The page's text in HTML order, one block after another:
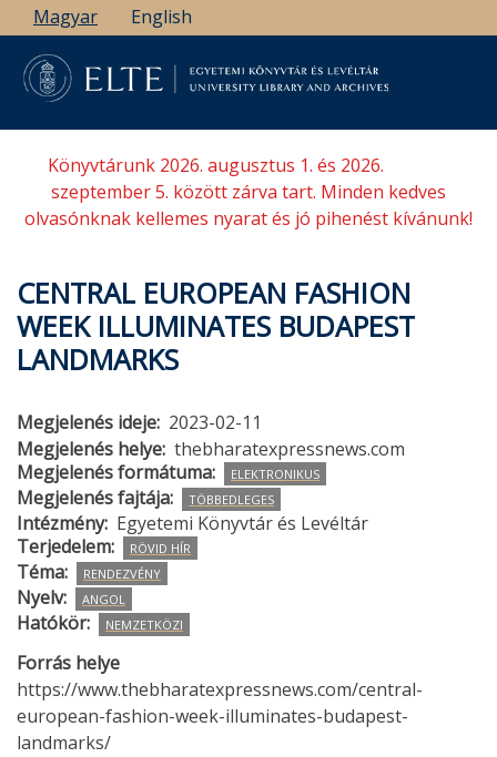
Ugrás
a
tartalomra
Magyar English
Könyvtárunk 2026. augusztus 1. és 2026.
szeptember 5. között zárva tart. Minden kedves
olvasónknak kellemes nyarat és jó pihenést kívánunk!
CENTRAL EUROPEAN FASHION
WEEK ILLUMINATES BUDAPEST
LANDMARKS
Megjelenés ideje 2023-02-11
Megjelenés helye thebharatexpressnews.com
Megjelenés formátuma
ELEKTRONIKUS
Megjelenés fajtája TÖBBEDLEGES
Intézmény Egyetemi Könyvtár és Levéltár
Terjedelem
RÖVID HÍR
Téma RENDEZVÉNY
Nyelv ANGOL
Hatókör NEMZETKÖZI
Forrás helye
https://www.thebharatexpressnews.com/central-
european-fashion-week-illuminates-budapest-
landmarks/